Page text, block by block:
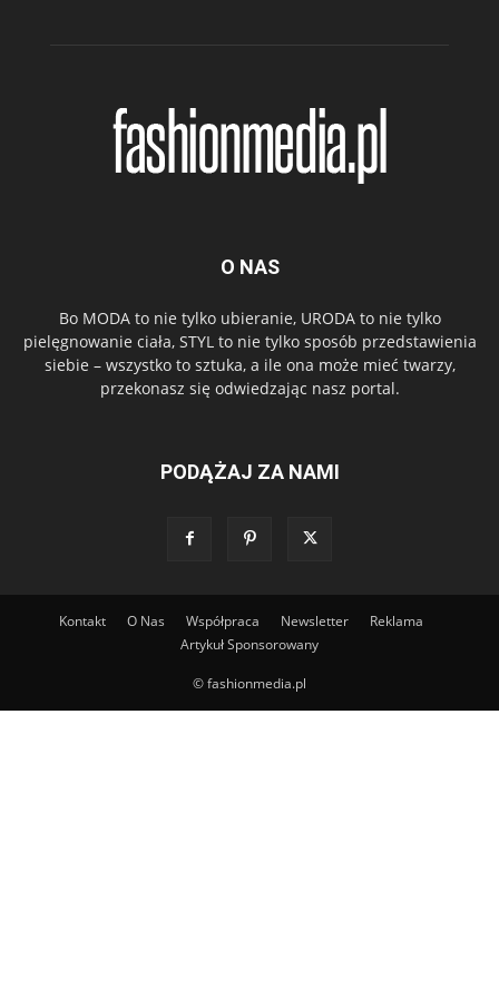
O NAS
Bo MODA to nie tylko ubieranie, URODA to nie tylko
pielęgnowanie ciała, STYL to nie tylko sposób przedstawienia
siebie – wszystko to sztuka, a ile ona może mieć twarzy,
przekonasz się odwiedzając nasz portal.
PODĄŻAJ ZA NAMI
Kontakt O Nas Współpraca Newsletter
Reklama
Artykuł Sponsorowany
© fashionmedia.pl